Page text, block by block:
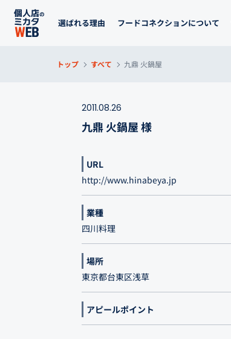
選ばれる理由 フードコネクションについて
トップ すべて 九鼎 火鍋屋
2011.08.26
九鼎 火鍋屋 様
URL
http://www.hinabeya.jp
業種
四川料理
場所
東京都台東区浅草
アピールポイント